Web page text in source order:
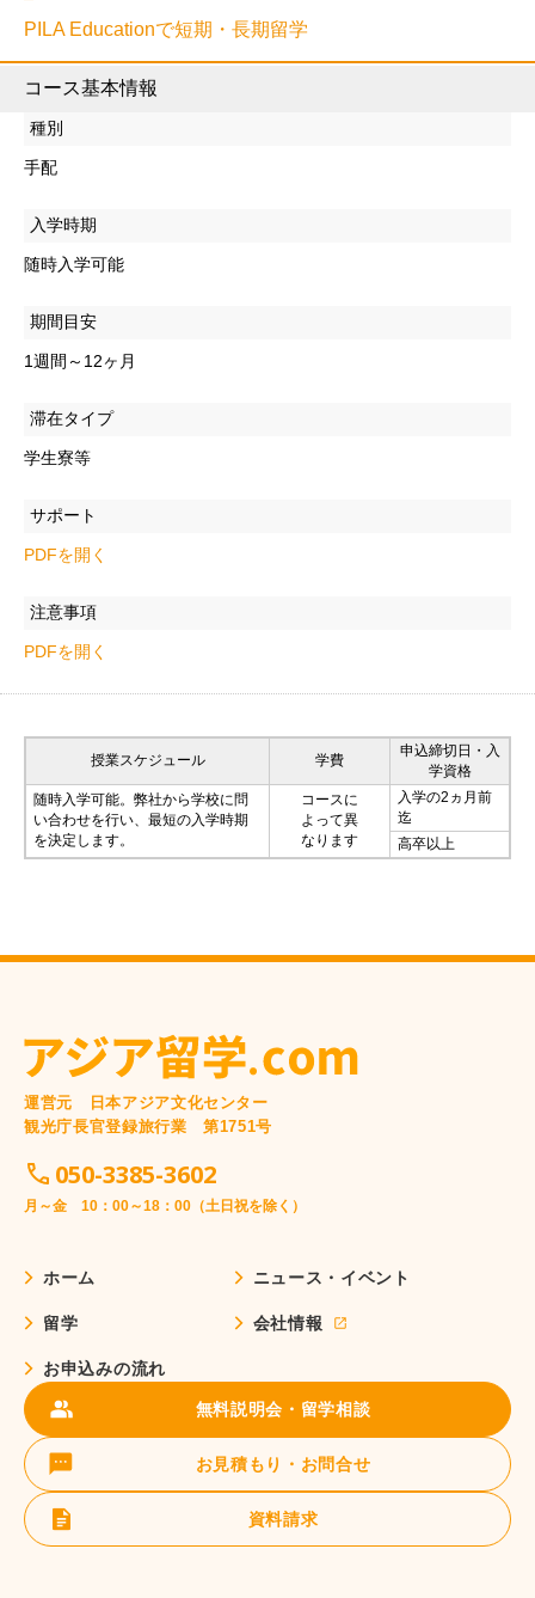
PILA Educationで短期・長期留学
コース基本情報
種別
手配
入学時期
随時入学可能
期間目安
1週間～12ヶ月
滞在タイプ
学生寮等
サポート
PDFを開く
注意事項
PDFを開く
授業スケジュール 学費
申込締切日・入
学資格
随時入学可能。弊社から学校に問
い合わせを行い、最短の入学時期
を決定します。
コースに
よって異
なります
入学の2ヵ月前
迄
高卒以上
運営元 日本アジア文化センター
観光庁長官登録旅行業 第1751号
050-3385-3602
月～金 10：00～18：00（土日祝を除く）
ホーム
留学
お申込みの流れ
ニュース・イベント
会社情報
無料説明会・留学相談
お見積もり・お問合せ
資料請求